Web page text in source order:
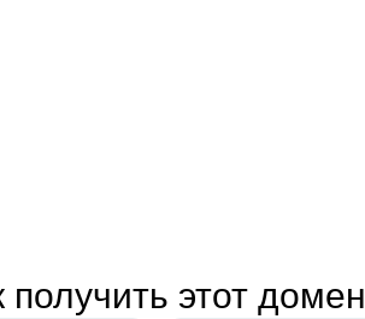
получить этот домен